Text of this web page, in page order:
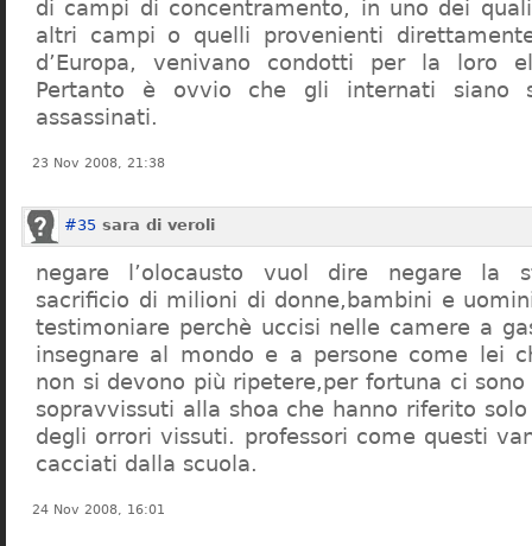
di campi di concentramento, in uno dei
altri campi o quelli provenienti
d’Europa, venivano condotti per la loro
Pertanto è ovvio che gli internati siano
assassinati.
23 Nov 2008, 21:38
#35 sara di veroli
negare l’olocausto vuol dire negare la
sacrificio di milioni di donne,bambini e
testimoniare perchè uccisi nelle camere a
insegnare al mondo e a persone come lei
non si devono più ripetere,per fortuna ci
sopravvissuti alla shoa che hanno riferito
degli orrori vissuti. professori come questi
cacciati dalla scuola.
24 Nov 2008, 16:01